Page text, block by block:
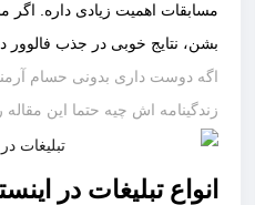
مسابقات اهمیت زیادی داره. اگر
بشن، نتایج خوبی در جذب فالوور
زندگینامه اش چیه حتما این
انواع تبلیغات در